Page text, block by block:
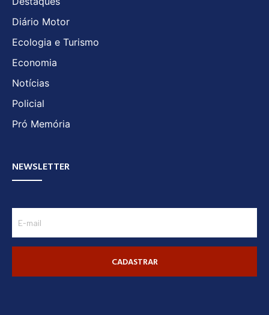
Diário Motor
Ecologia e Turismo
Economia
Notícias
Policial
Pró Memória
NEWSLETTER
CADASTRAR